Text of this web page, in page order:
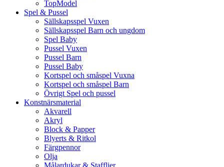
TopModel
Spel & Pussel
Sällskapsspel Vuxen
Sällskapsspel Barn och ungdom
Spel Baby
Pussel Vuxen
Pussel Barn
Pussel Baby
Kortspel och småspel Vuxna
Kortspel och småspel Barn
Övrigt Spel och pussel
Konstnärsmaterial
Akvarell
Akryl
Block & Papper
Blyerts & Ritkol
Färgpennor
Olja
Målardukar & Stafflier